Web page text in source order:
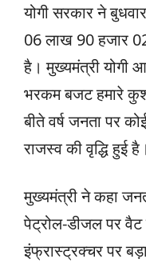
योगी सरकार ने
06 लाख 90 हजार
है। मुख्यमंत्री योगी
भरकम बजट हमारे
बीते वर्ष जनता पर
राजस्व की वृद्धि हुई है।
मुख्यमंत्री ने कहा
पेट्रोल-डीजल पर
इंफ्रास्ट्रक्चर पर